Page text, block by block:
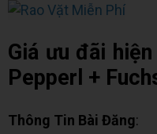
Giá ưu đãi
Pepperl +
Thông Tin Bài Đăng: